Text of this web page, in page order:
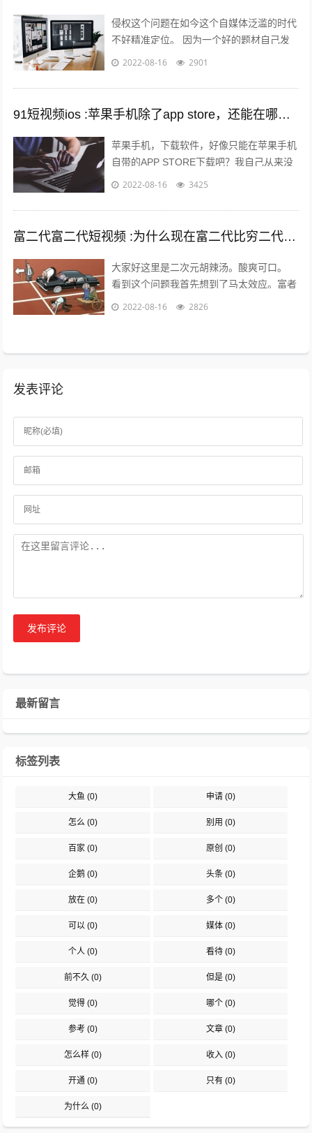
侵权这个问题在如今这个自媒体泛滥的时代
不好精准定位。 因为一个好的题材自己发
布出去可能只需要短短的几分钟时间就能够
2022-08-16 2901
91短视频ios :苹果手机除了app store，还能在哪里下载软件？包括一些破解软件？
苹果手机，下载软件，好像只能在苹果手机
自带的APP STORE下载吧？我自己从来没
有尝试过在其他地方下载，在越狱最火热的
2022-08-16 3425
富二代富二代短视频 :为什么现在富二代比穷二代努力？
大家好这里是二次元胡辣汤。酸爽可口。
看到这个问题我首先想到了马太效应。富者
更富，穷者更穷。这也是一个不争的事实。
2022-08-16 2826
发表评论
发布评论
最新留言
标签列表
大鱼 (0) 申请(0)
怎么 (0) 别用 (0)
百家 (0) 原创 (0)
企鹅 (0) 头条(0)
放在 (0) 多个(0)
可以 (0) 媒体(0)
个人 (0) 看待(0)
前不久 (0) 但是(0)
觉得 (0) 哪个(0)
参考 (0) 文章(0)
怎么样 (0) 收入(0)
开通 (0) 只有(0)
为什么 (0)